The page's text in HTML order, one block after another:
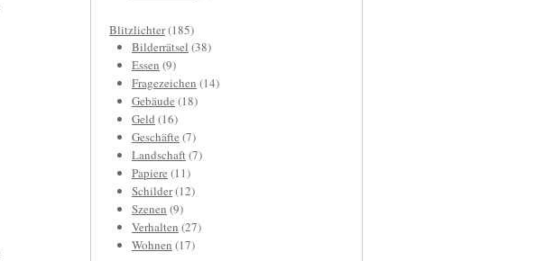
Blitzlichter(185)
Bilderrätsel (38)
Essen (9)
Fragezeichen (14)
Gebäude (18)
Geld (16)
Geschäfte (7)
Landschaft(7)
Papiere (11)
Schilder(12)
Szenen (9)
Verhalten (27)
Wohnen (17)